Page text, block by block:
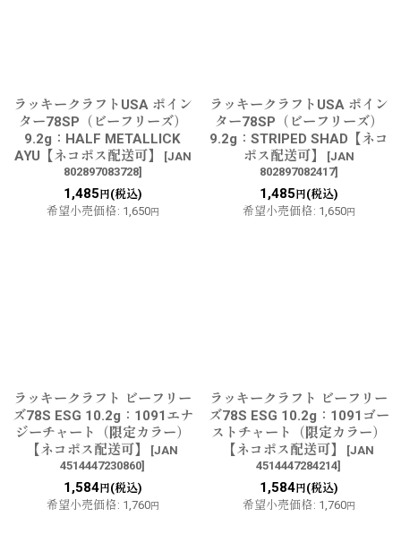
ラッキークラフトUSA ポイン
ター78SP（ビーフリーズ）
9.2g：HALF METALLICK
AYU【ネコポス配送可】
[JAN
802897083728]
1,485 円(税込)
希望小売価格: 1,650円
ラッキークラフトUSA ポイン
ター78SP（ビーフリーズ）
9.2g：STRIPED SHAD【ネコ
ポス配送可】
[JAN
802897082417]
1,485 円(税込)
希望小売価格: 1,650円
ラッキークラフト ビーフリー
ズ78S ESG 10.2g：1091エナ
ジーチャート（限定カラー）
【ネコポス配送可】
[JAN
4514447230860]
1,584円(税込)
希望小売価格: 1,760円
ラッキークラフト ビーフリー
ズ78S ESG 10.2g：1091ゴー
ストチャート（限定カラー）
【ネコポス配送可】
[JAN
4514447284214]
1,584円(税込)
希望小売価格: 1,760円